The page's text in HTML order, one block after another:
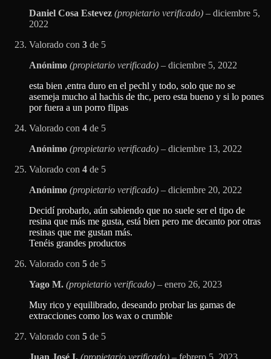
Daniel Cosa Estevez (propietario verificado) – diciembre 5,
2022
Valorado con 3 de 5
Anónimo (propietario verificado) – diciembre 5, 2022
esta bien ,entra duro en el pechl y todo, solo que no se
asemeja mucho al hachis de thc, pero esta bueno y si lo pones
por fuera a un porro flipas
Valorado con 4 de 5
Anónimo (propietario verificado) – diciembre 13, 2022
Valorado con 4 de 5
Anónimo (propietario verificado) – diciembre 20, 2022
Decidí probarlo, aún sabiendo que no suele ser el tipo de
resina que más me gusta, está bien pero me decanto por otras
resinas que me gustan más.
Tenéis grandes productos
Valorado con 5 de 5
Yago M. (propietario verificado) – enero 26, 2023
Muy rico y equilibrado, deseando probar las gamas de
extracciones como los wax o crumble
Valorado con 5 de 5